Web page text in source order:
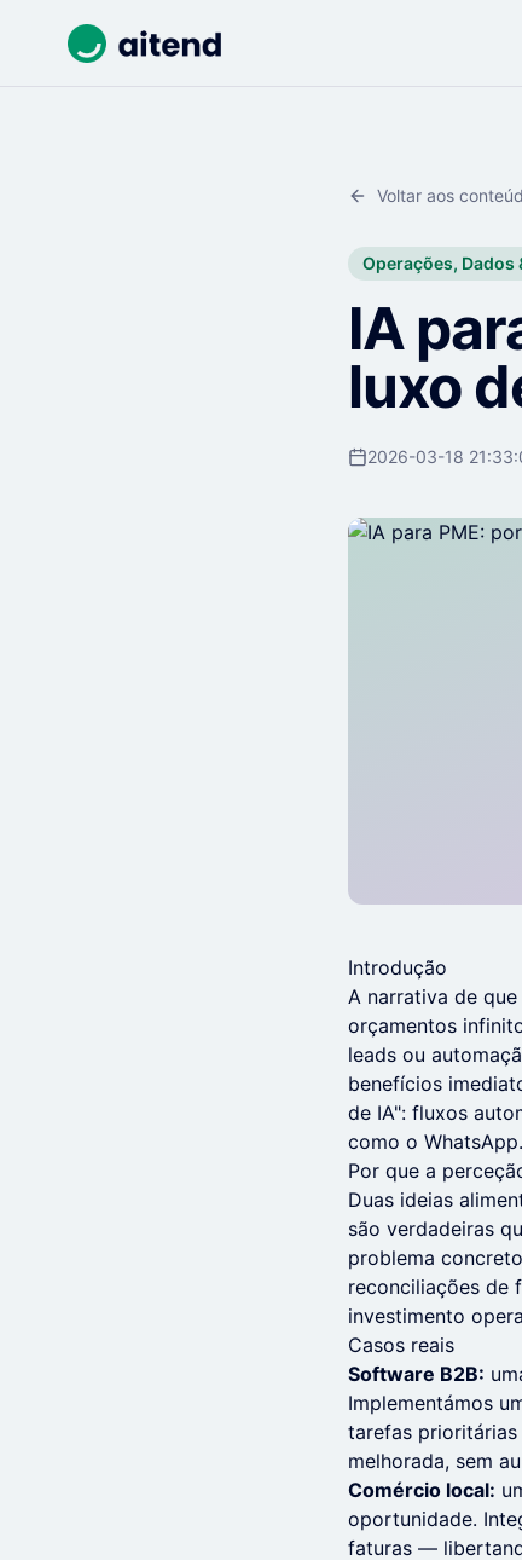
Voltar aos
Operações, Dados
IA
luxo
2026-03-18
Introdução
A narrativa de
orçamentos
leads ou
benefícios
de IA": fluxos
como o WhatsApp.
Por que a
Duas ideias
são verdadeiras
problema
reconciliações de
investimento
Casos reais
Software B2B:
Implementámos
tarefas
melhorada, sem
Comércio local:
oportunidade.
faturas —